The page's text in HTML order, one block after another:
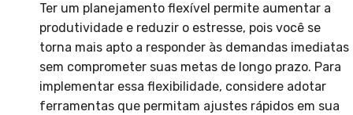
Ter um planejamento flexível permite aumentar a
produtividade e reduzir o estresse, pois você se
torna mais apto a responder às demandas imediatas
sem comprometer suas metas de longo prazo. Para
implementar essa flexibilidade, considere adotar
ferramentas que permitam ajustes rápidos em sua